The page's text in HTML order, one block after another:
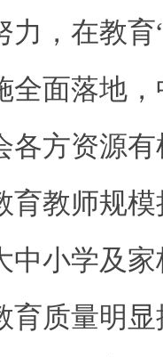
力，在教
全面落地
各方资源
育教师规
中小学及
育质量明